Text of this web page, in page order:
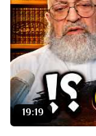
19:19